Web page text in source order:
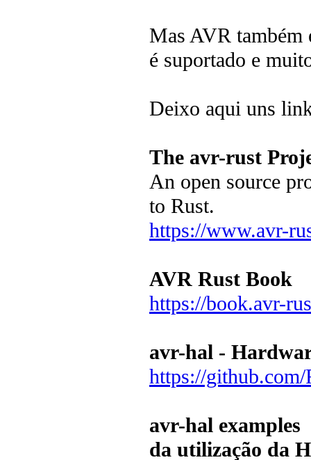
Mas AVR também
é suportado e
Deixo aqui uns
The avr-rust
An open source
to Rust.
https://www.avr-
AVR Rust Book
https://book.avr-
avr-hal -
https://
avr-hal examples
da utilização da